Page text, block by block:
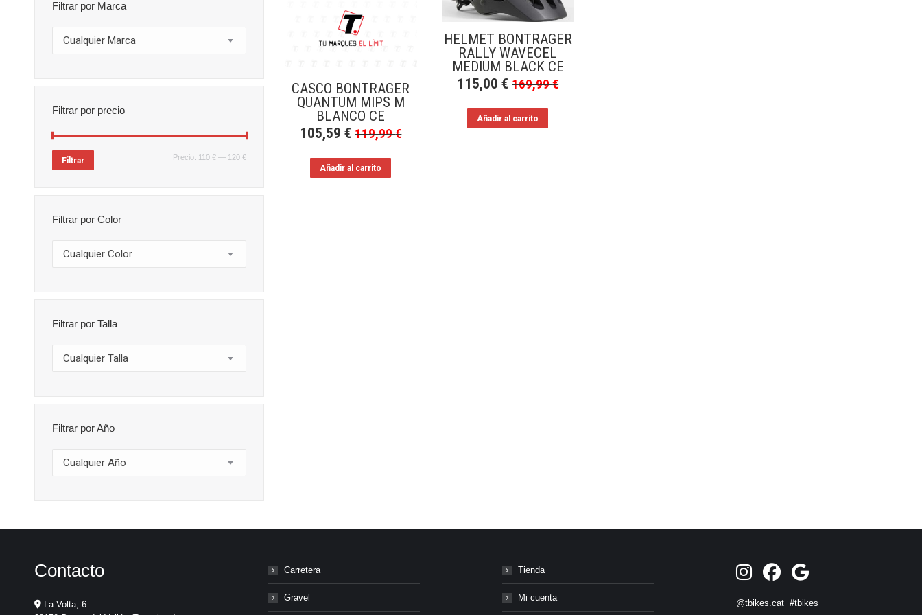
CASCO BONTRAGER
QUANTUM MIPS M
BLANCO CE
105,59€ 119,99€
Añadir al carrito
HELMET BONTRAGER
RALLY WAVECEL
MEDIUM BLACK CE
115,00€ 169,99€
Añadir al carrito
Filtrar por Marca
Cualquier Marca
Filtrar por precio
Precio
Precio
Filtrar Precio: 110 € — 120 €
Filtrar por Color
Cualquier Color
Filtrar por Talla
Cualquier Talla
Filtrar por Año
Cualquier Año
Contacto
La Volta, 6
Carretera
Gravel
Tienda
Mi cuenta
@tbikes.cat #tbikes